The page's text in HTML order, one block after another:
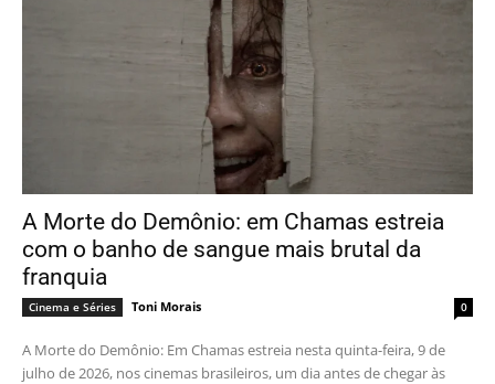
A Morte do Demônio: em Chamas estreia
com o banho de sangue mais brutal da
franquia
Cinema e Séries Toni Morais 0
A Morte do Demônio: Em Chamas estreia nesta quinta-feira, 9 de
julho de 2026, nos cinemas brasileiros, um dia antes de chegar às